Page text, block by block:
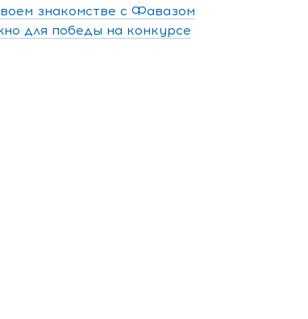
знакомстве с Фавазом
для победы на конкурсе